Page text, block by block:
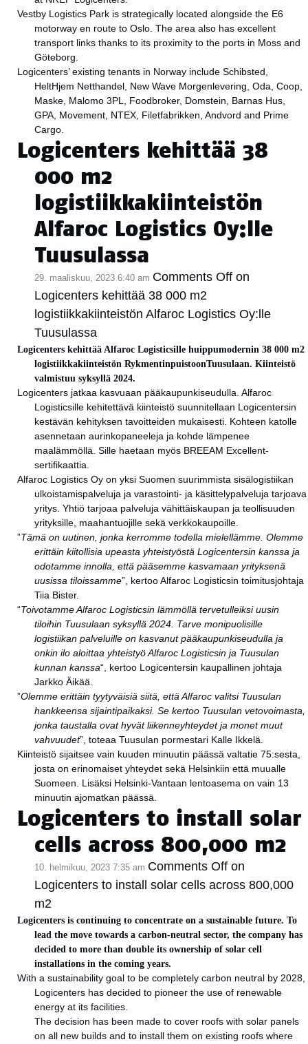
Vestby Logistics Park is strategically located alongside the E6
motorway en route to Oslo. The area also has excellent
transport links thanks to its proximity to the ports in Moss and
Göteborg.
Logicenters’ existing tenants in Norway include Schibsted,
HeltHjem Netthandel, New Wave Morgenlevering, Oda, Coop,
Maske, Malomo 3PL, Foodbroker, Domstein, Barnas Hus,
GPA, Movement, NTEX, Filetfabrikken, Andvord and Prime
Cargo.
Logicenters kehittää 38
000 m2
logistiikkakiinteistön
Alfaroc Logistics Oy:lle
Tuusulassa
29. maaliskuu, 2023 6:40 am Comments Off on
Logicenters kehittää 38 000 m2
logistiikkakiinteistön Alfaroc Logistics Oy:lle
Tuusulassa
Logicenters kehittää Alfaroc Logisticsille huippumodernin 38 000 m2
logistiikkakiinteistön RykmentinpuistoonTuusulaan. Kiinteistö
valmistuu syksyllä 2024.
Logicenters jatkaa kasvuaan pääkaupunkiseudulla. Alfaroc
Logisticsille kehitettävä kiinteistö suunnitellaan Logicentersin
kestävän kehityksen tavoitteiden mukaisesti. Kohteen katolle
asennetaan aurinkopaneeleja ja kohde lämpenee
maalämmöllä. Sille haetaan myös BREEAM Excellent-
sertifikaattia.
Alfaroc Logistics Oy on yksi Suomen suurimmista sisälogistiikan
ulkoistamispalveluja ja varastointi- ja käsittelypalveluja tarjoava
yritys. Yhtiö tarjoaa palveluja vähittäiskaupan ja teollisuuden
yrityksille, maahantuojille sekä verkkokaupoille.
”Tämä on uutinen, jonka kerromme todella mielellämme. Olemme
erittäin kiitollisia upeasta yhteistyöstä Logicentersin kanssa ja
odotamme innolla, että pääsemme kasvamaan yrityksenä
uusissa tiloissamme”, kertoo Alfaroc Logisticsin toimitusjohtaja
Tiia Bister.
“Toivotamme Alfaroc Logisticsin lämmöllä tervetulleiksi uusin
tiloihin Tuusulaan syksyllä 2024. Tarve monipuolisille
logistiikan palveluille on kasvanut pääkaupunkiseudulla ja
onkin ilo aloittaa yhteistyö Alfaroc Logisticsin ja Tuusulan
kunnan kanssa“, kertoo Logicentersin kaupallinen johtaja
Jarkko Äikää.
”Olemme erittäin tyytyväisiä siitä, että Alfaroc valitsi Tuusulan
hankkeensa sijaintipaikaksi. Se kertoo Tuusulan vetovoimasta,
jonka taustalla ovat hyvät liikenneyhteydet ja monet muut
vahvuudet”, toteaa Tuusulan pormestari Kalle Ikkelä.
Kiinteistö sijaitsee vain kuuden minuutin päässä valtatie 75:sesta,
josta on erinomaiset yhteydet sekä Helsinkiin että muualle
Suomeen. Lisäksi Helsinki-Vantaan lentoasema on vain 13
minuutin ajomatkan päässä.
Logicenters to install solar
cells across 800,000 m2
10. helmikuu, 2023 7:35 am Comments Off on
Logicenters to install solar cells across 800,000
m2
Logicenters is continuing to concentrate on a sustainable future. To
lead the move towards a carbon-neutral sector, the company has
decided to more than double its ownership of solar cell
installations in the coming years.
With a sustainability goal to be completely carbon neutral by 2028,
Logicenters has decided to pioneer the use of renewable
energy at its facilities.
The decision has been made to cover roofs with solar panels
on all new builds and to install them on existing roofs where